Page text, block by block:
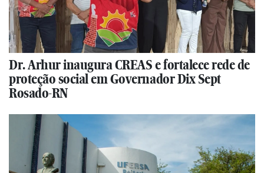
Dr. Arhur inaugura CREAS e fortalece rede de
proteção social em Governador Dix Sept
Rosado-RN